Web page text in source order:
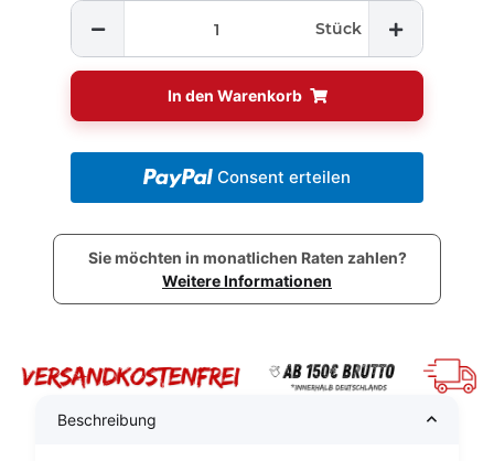
Stück
In den Warenkorb
Consent erteilen
Sie möchten in monatlichen Raten zahlen?
Weitere Informationen
Beschreibung